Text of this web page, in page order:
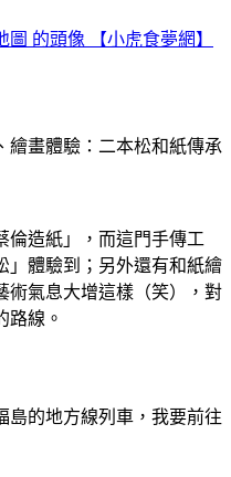
【小虎食夢網】
繪畫體驗：二本松和紙傳承
倫造紙」，而這門手傳工
」體驗到；另外還有和紙繪
術氣息大增這樣（笑），對
路線。
島的地方線列車，我要前往